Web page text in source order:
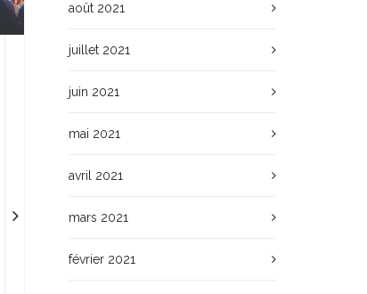
août 2021
juillet 2021
juin 2021
mai 2021
avril 2021
mars 2021
février 2021